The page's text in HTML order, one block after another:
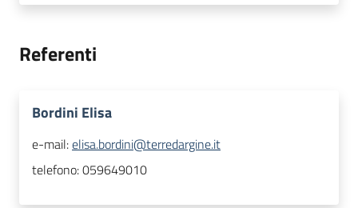
Referenti
Bordini Elisa
e-mail:elisa.bordini@terredargine.it
telefono:059649010